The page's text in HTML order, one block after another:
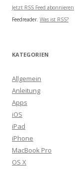
Jetzt RSS Feed abonnieren
Feedreader. Was ist RSS?
KATEGORIEN
Allgemein
Anleitung
Apps
iOS
iPad
iPhone
MacBook Pro
OS X